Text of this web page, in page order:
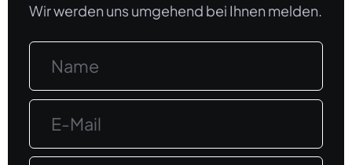
Wir werden uns umgehend bei Ihnen melden.